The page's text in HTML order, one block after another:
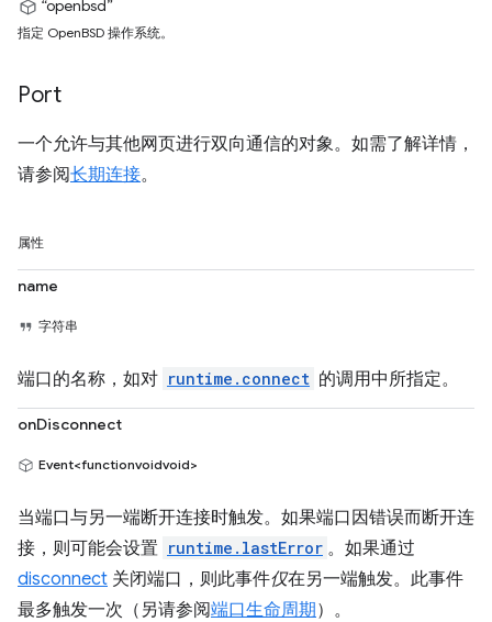
“openbsd”
指定 OpenBSD 操作系统。
Port
一个允许与其他网页进行双向通信的对象。如需了解详情，
请参阅长期连接。
属性
name
字符串
端口的名称，如对 runtime.connect 的调用中所指定。
onDisconnect
Event<functionvoidvoid>
当端口与另一端断开连接时触发。如果端口因错误而断开连
接，则可能会设置 runtime.lastError 。如果通过
disconnect 关闭端口，则此事件仅在另一端触发。此事件
最多触发一次（另请参阅端口生命周期 ）。